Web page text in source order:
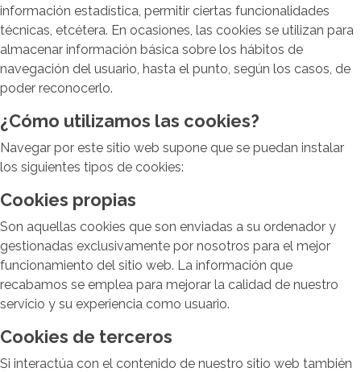
información estadística, permitir ciertas funcionalidades
técnicas, etcétera. En ocasiones, las cookies se utilizan para
almacenar información básica sobre los hábitos de
navegación del usuario, hasta el punto, según los casos, de
poder reconocerlo.
¿Cómo utilizamos las cookies?
Navegar por este sitio web supone que se puedan instalar
los siguientes tipos de cookies:
Cookies propias
Son aquellas cookies que son enviadas a su ordenador y
gestionadas exclusivamente por nosotros para el mejor
funcionamiento del sitio web. La información que
recabamos se emplea para mejorar la calidad de nuestro
servicio y su experiencia como usuario.
Cookies de terceros
Si interactúa con el contenido de nuestro sitio web también